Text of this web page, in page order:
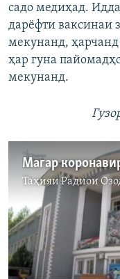
садо медиҳад.
дарёфти ваксинаи
мекунанд,
ҳар гуна
мекунанд.
ТаҳияиРадиои